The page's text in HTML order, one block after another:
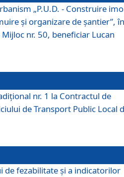
„P.U.D. - Construire
și organizare de șantier”, în
nr. 50, beneficiar Lucan
nr. 1 la Contractul de
de Transport Public Local
de fezabilitate şi a indicatorilor